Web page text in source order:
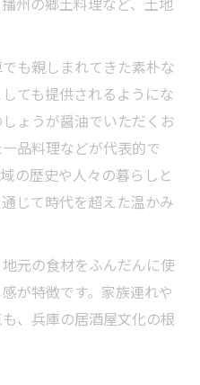
も親しまれてきた素朴な
ても提供されるようにな
ょうが醤油でいただくお
品料理などが代表的で
の歴史や人々の暮らしと
じて時代を超えた温かみ
元の食材をふんだんに使
が特徴です。家族連れや
、兵庫の居酒屋文化の根